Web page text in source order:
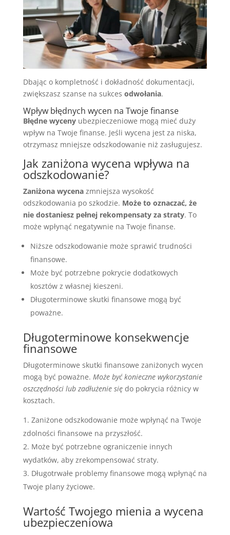
Dbając o kompletność i dokładność dokumentacji,
zwiększasz szanse na sukces odwołania.
Wpływ błędnych wycen na Twoje finanse
Błędne wycenyubezpieczeniowe mogą mieć duży
wpływ na Twoje finanse. Jeśli wycena jest za niska,
otrzymasz mniejsze odszkodowanie niż zasługujesz.
Jak zaniżona wycena wpływa na
odszkodowanie?
Zaniżona wycenazmniejsza wysokość
odszkodowania po szkodzie. Może to oznaczać, że
nie dostaniesz pełnej rekompensaty za straty. To
może wpłynąć negatywnie na Twoje finanse.
Niższe odszkodowanie może sprawić trudności
finansowe.
Może być potrzebne pokrycie dodatkowych
kosztów z własnej kieszeni.
Długoterminowe skutki finansowe mogą być
poważne.
Długoterminowe konsekwencje
finansowe
Długoterminowe skutki finansowe zaniżonych wycen
mogą być poważne. Może być konieczne wykorzystanie
oszczędności lub zadłużenie siędo pokrycia różnicy w
kosztach.
Zaniżone odszkodowanie może wpłynąć na Twoje
zdolności finansowe na przyszłość.
Może być potrzebne ograniczenie innych
wydatków, aby zrekompensować straty.
Długotrwałe problemy finansowe mogą wpłynąć na
Twoje plany życiowe.
Wartość Twojego mienia a wycena
ubezpieczeniowa